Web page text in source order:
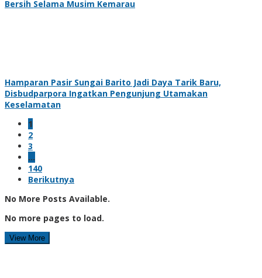
Bersih Selama Musim Kemarau
Hamparan Pasir Sungai Barito Jadi Daya Tarik Baru,
Disbudparpora Ingatkan Pengunjung Utamakan
Keselamatan
1
2
3
…
140
Berikutnya
No More Posts Available.
No more pages to load.
View More